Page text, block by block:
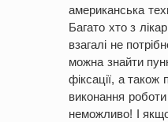
американська
Багато хто з
взагалі не
можна знайти
фіксації, а
виконання
неможливо! І якщо